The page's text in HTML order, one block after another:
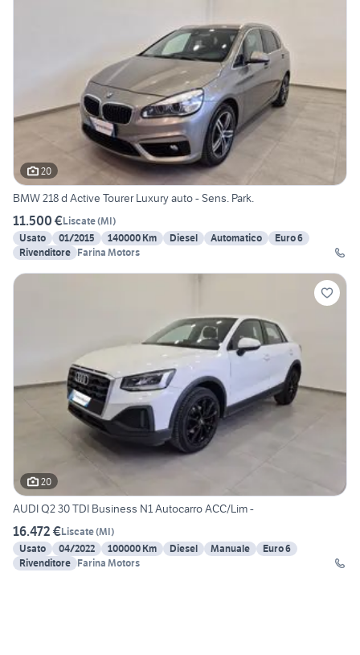
20
BMW 218 d Active Tourer Luxury auto - Sens. Park.
11.500 €Liscate(MI)
Usato
01/2015 140000 Km Diesel Automatico
Euro 6
Rivenditore Farina Motors
20
AUDI Q2 30 TDI Business N1 Autocarro ACC/Lim -
16.472 €Liscate(MI)
Usato
04/2022 100000 Km Diesel Manuale
Euro 6
Rivenditore Farina Motors